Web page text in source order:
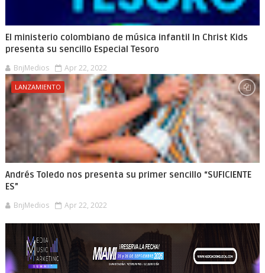
El ministerio colombiano de música infantil In Christ Kids
presenta su sencillo Especial Tesoro
BnjMedios Apr 22, 2022
LANZAMIENTO
Andrés Toledo nos presenta su primer sencillo “SUFICIENTE
ES”
BnjMedios Apr 22, 2022